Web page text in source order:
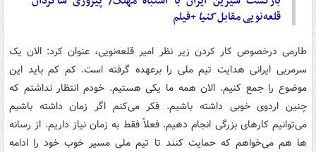
قلعه‌نویی مقابلکنیا+فیلم
طارمی درخصوص کار کردن زیر نظر امیر قلعه‌نویی، عنوان کرد: الان یک
سرمربی ایرانی هدایت تیم ملی را برعهده گرفته است. کم کم باید این
موضوع را جمع کنیم. الان همه ما یکی هستیم. خودم انتظار نداشتم که
چنین اردوی خوبی داشته باشیم. فکر می‌کنم اگر زمان داشته باشیم
می‌توانیم کارهای بزرگی انجام دهیم. فعلاً فقط به زمان نیاز داریم. از رسانه
ها هم می‌خواهم که حمایت کنند تا تیم ملی مسیر خوب خود را ادامه